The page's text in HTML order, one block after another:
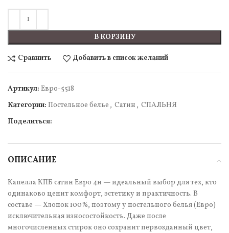
В КОРЗИНУ
Сравнить Добавить в список желаний
Артикул: Евро-5518
Категории: Постельное белье , Сатин , СПАЛЬНЯ
Поделиться:
ОПИСАНИЕ
Капелла КПБ сатин Евро 4н — идеальный выбор для тех, кто
одинаково ценит комфорт, эстетику и практичность. В
составе — Хлопок 100%, поэтому у постельного белья (Евро)
исключительная износостойкость. Даже после
многочисленных стирок оно сохранит первозданный цвет,